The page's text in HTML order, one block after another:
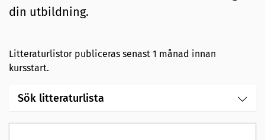
din utbildning.
Litteraturlistor publiceras senast 1 månad innan
kursstart.
Sök litteraturlista